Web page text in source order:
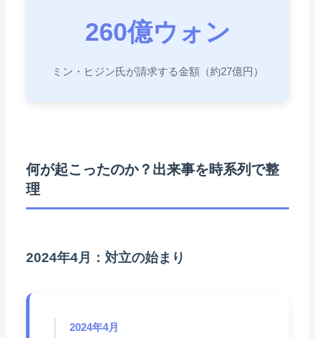
260億ウォン
ミン・ヒジン氏が請求する金額（約27億円）
何が起こったのか？出来事を時系列で整
理
2024年4月：対立の始まり
2024年4月